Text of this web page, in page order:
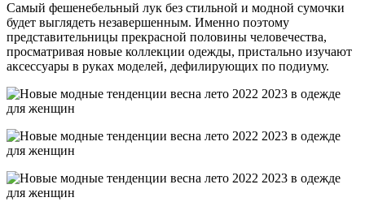
Самый фешенебельный лук без стильной и модной сумочки
будет выглядеть незавершенным. Именно поэтому
представительницы прекрасной половины человечества,
просматривая новые коллекции одежды, пристально изучают
аксессуары в руках моделей, дефилирующих по подиуму.